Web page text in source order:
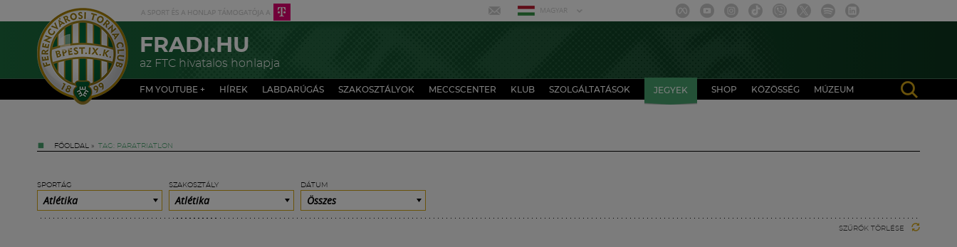
MAGYAR
FRADI.HU
az FTC hivatalos honlapja
FM YOUTUBE + HÍREK LABDARÚGÁS SZAKOSZTÁLYOK MECCSCENTER KLUB SZOLGÁLTATÁSOK JEGYEK SHOP KÖZÖSSÉG MÚZEUM
FŐOLDAL » TAG: PARATRIATLON
SPORTÁG
Atlétika
SZAKOSZTÁLY
Atlétika
DÁTUM
Összes
SZŰRŐK TÖRLÉSE